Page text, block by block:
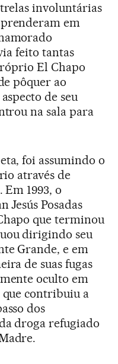
involuntárias
em
feito tantas
El Chapo
pôquer ao
de seu
na sala para
foi assumindo o
através de
1993, o
Jesús Posadas
que terminou
dirigindo seu
Grande, e em
de suas fugas
oculto em
contribuiu a
dos
droga refugiado